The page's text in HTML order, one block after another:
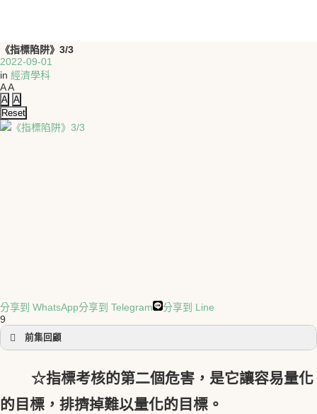
《指標陷阱》3/3
2022-09-01
in 經濟學科
AA
A A
Reset
分享到 WhatsApp分享到 Telegram
分享到 Line
9
前集回顧
《指標陷阱》2/3
☆指標考核的第二個危害，是它讓容易量化
的目標，排擠掉難以量化的目標。